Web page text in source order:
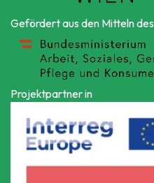
Gefördert aus den Mitteln des
Projektpartner in